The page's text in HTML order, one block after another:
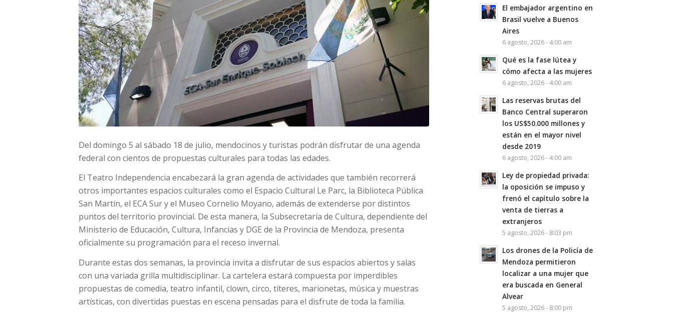
Del domingo 5 al sábado 18 de julio, mendocinos y turistas podrán disfrutar de una agenda
federal con cientos de propuestas culturales para todas las edades.
El Teatro Independencia encabezará la gran agenda de actividades que también recorrerá
otros importantes espacios culturales como el Espacio Cultural Le Parc, la Biblioteca Pública
San Martín, el ECA Sur y el Museo Cornelio Moyano, además de extenderse por distintos
puntos del territorio provincial. De esta manera, la Subsecretaría de Cultura, dependiente del
Ministerio de Educación, Cultura, Infancias y DGE de la Provincia de Mendoza, presenta
oficialmente su programación para el receso invernal.
Durante estas dos semanas, la provincia invita a disfrutar de sus espacios abiertos y salas
con una variada grilla multidisciplinar. La cartelera estará compuesta por imperdibles
propuestas de comedia, teatro infantil, clown, circo, títeres, marionetas, música y muestras
artísticas, con divertidas puestas en escena pensadas para el disfrute de toda la familia.
El embajador argentino en
Brasil vuelve a Buenos
Aires
6 agosto, 2026 - 4:00 am
Qué es la fase lútea y
cómo afecta a las mujeres
6 agosto, 2026 - 4:00 am
Las reservas brutas del
Banco Central superaron
los US$50.000 millones y
están en el mayor nivel
desde 2019
6 agosto, 2026 - 4:00 am
Ley de propiedad privada:
la oposición se impuso y
frenó el capítulo sobre la
venta de tierras a
extranjeros
5 agosto, 2026 - 8:03 pm
Los drones de la Policía de
Mendoza permitieron
localizar a una mujer que
era buscada en General
Alvear
5 agosto, 2026 - 8:00 pm